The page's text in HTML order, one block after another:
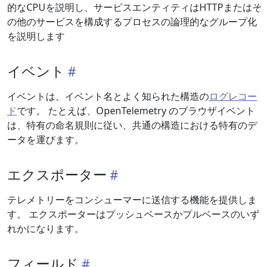
的なCPUを説明し、サービスエンティティはHTTPまたはそ
の他のサービスを構成するプロセスの論理的なグループ化
を説明します
イベント
イベントは、イベント名とよく知られた構造のログレコー
ドです。 たとえば、OpenTelemetry のブラウザイベント
は、特有の命名規則に従い、共通の構造における特有のデ
ータを運びます。
エクスポーター
テレメトリーをコンシューマーに送信する機能を提供しま
す。 エクスポーターはプッシュベースかプルベースのいず
れかになります。